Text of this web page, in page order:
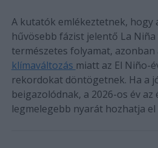
A kutatók emlékeztetnek, hogy
hűvösebb fázist jelentő La
természetes folyamat, azonban
klímaváltozás miatt az El Niño-
rekordokat döntögetnek. Ha a
beigazolódnak, a 2026-os év az
legmelegebb nyarát hozhatja el